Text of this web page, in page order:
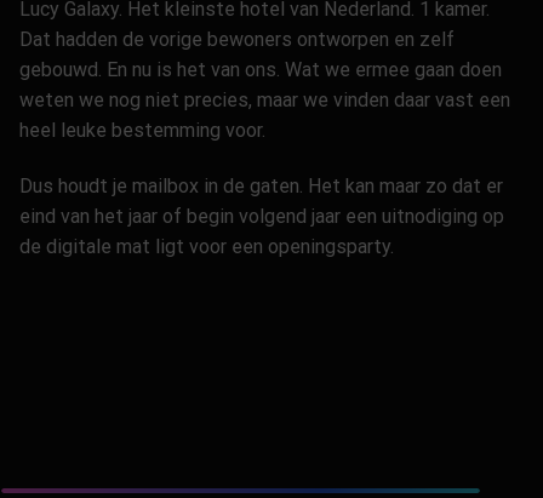
Lucy Galaxy. Het kleinste hotel van Nederland. 1 kamer.
Dat hadden de vorige bewoners ontworpen en zelf
gebouwd. En nu is het van ons. Wat we ermee gaan doen
weten we nog niet precies, maar we vinden daar vast een
heel leuke bestemming voor.
Dus houdt je mailbox in de gaten. Het kan maar zo dat er
eind van het jaar of begin volgend jaar een uitnodiging op
de digitale mat ligt voor een openingsparty.